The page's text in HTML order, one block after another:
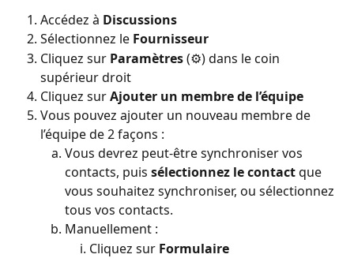
Accédez à Discussions
Sélectionnez le Fournisseur
Cliquez sur Paramètres (⚙️) dans le coin
supérieur droit
Cliquez sur Ajouter un membre de l’équipe
Vous pouvez ajouter un nouveau membre de
l’équipe de 2 façons :
Vous devrez peut-être synchroniser vos
contacts, puis sélectionnez le contact que
vous souhaitez synchroniser, ou sélectionnez
tous vos contacts.
Manuellement :
Cliquez sur Formulaire